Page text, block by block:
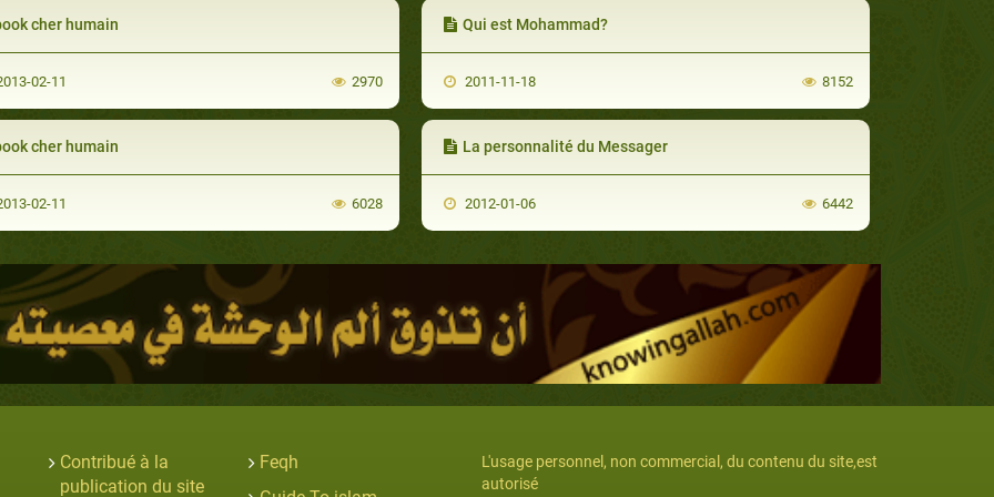
cher humain
02-11 2970
Qui est Mohammad?
2011-11-18 8152
cher humain
02-11 6028
La personnalité du Messager
2012-01-06 6442
Contribué à la
publication du site
Feqh
L'usage personnel, non commercial, du contenu du site,est
autorisé